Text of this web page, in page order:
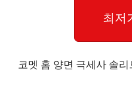
최저
코멧 홈 양면 극세사 솔